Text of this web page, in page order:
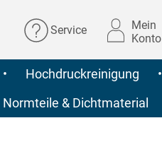
Service
Mein
Konto
• Hochdruckreinigung •
Normteile & Dichtmaterial